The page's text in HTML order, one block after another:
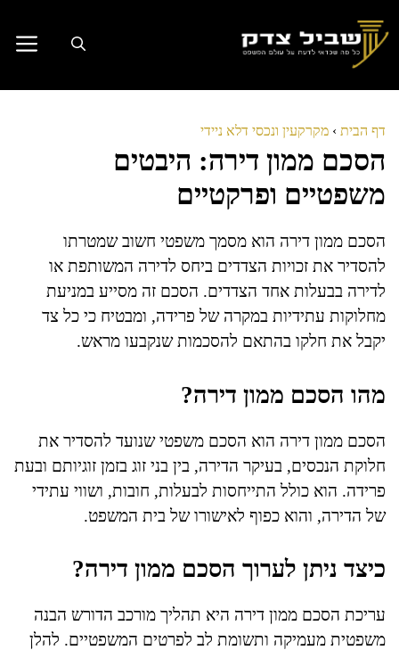
לתוכן
דף הבית › מקרקעין ונכסי דלא ניידי
הסכם ממון דירה: היבטים
משפטיים ופרקטיים
הסכם ממון דירה הוא מסמך משפטי חשוב שמטרתו
להסדיר את זכויות הצדדים ביחס לדירה המשותפת או
לדירה בבעלות אחד הצדדים. הסכם זה מסייע במניעת
מחלוקות עתידיות במקרה של פרידה, ומבטיח כי כל צד
יקבל את חלקו בהתאם להסכמות שנקבעו מראש.
מהו הסכם ממון דירה?
הסכם ממון דירה הוא הסכם משפטי שנועד להסדיר את
חלוקת הנכסים, בעיקר הדירה, בין בני זוג בזמן זוגיותם ובעת
פרידה. הוא כולל התייחסות לבעלות, חובות, ושווי עתידי
של הדירה, והוא כפוף לאישורו של בית המשפט.
כיצד ניתן לערוך הסכם ממון דירה?
עריכת הסכם ממון דירה היא תהליך מורכב הדורש הבנה
משפטית מעמיקה ותשומת לב לפרטים המשפטיים. להלן